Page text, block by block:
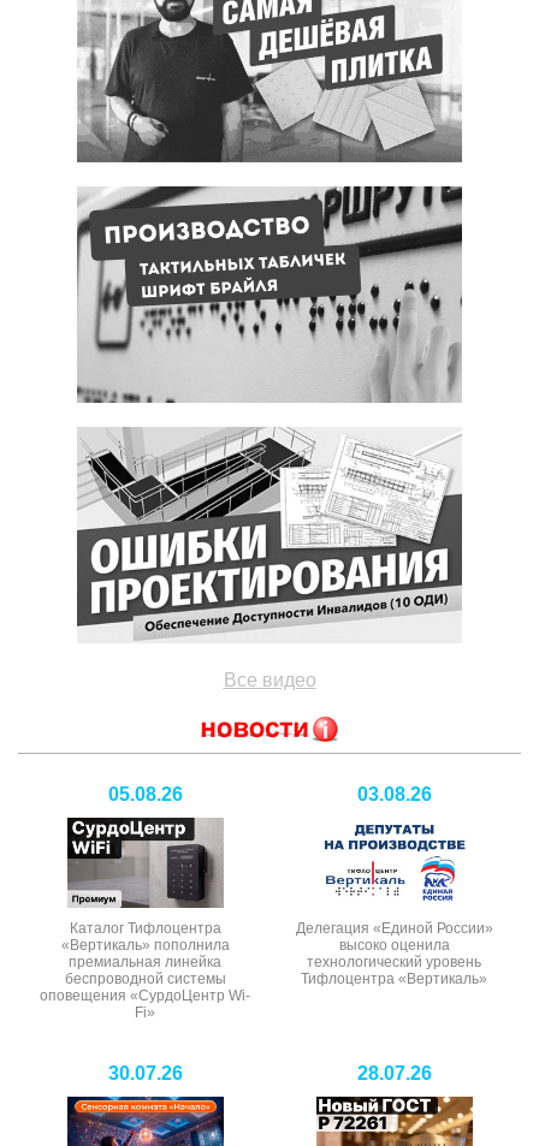
Все видео
05.08.26
Каталог Тифлоцентра
«Вертикаль» пополнила
премиальная линейка
беспроводной системы
оповещения «СурдоЦентр Wi-
Fi»
03.08.26
Делегация «Единой России»
высоко оценила
технологический уровень
Тифлоцентра «Вертикаль»
30.07.26 28.07.26